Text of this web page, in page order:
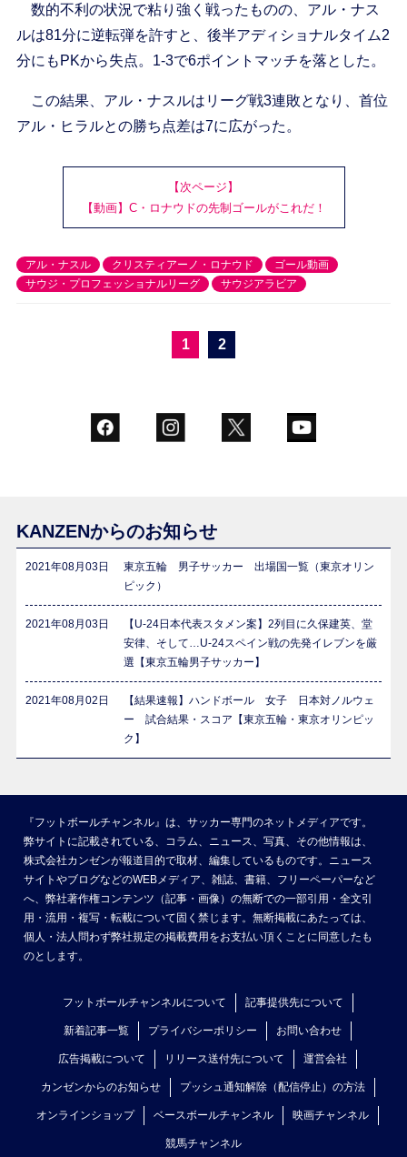
数的不利の状況で粘り強く戦ったものの、アル・ナス
ルは81分に逆転弾を許すと、後半アディショナルタイム2
分にもPKから失点。1-3で6ポイントマッチを落とした。
この結果、アル・ナスルはリーグ戦3連敗となり、首位
アル・ヒラルとの勝ち点差は7に広がった。
【次ページ】
【動画】C・ロナウドの先制ゴールがこれだ！
アル・ナスル クリスティアーノ・ロナウド
ゴール動画
サウジ・プロフェッショナルリーグ
サウジアラビア
1 2
KANZENからのお知らせ
2021年08月03日
東京五輪 男子サッカー 出場国一覧（東京オリン
ピック）
2021年08月03日
【U-24日本代表スタメン案】2列目に久保建英、堂
安律、そして…U-24スペイン戦の先発イレブンを厳
選【東京五輪男子サッカー】
2021年08月02日
【結果速報】ハンドボール 女子 日本対ノルウェ
ー 試合結果・スコア【東京五輪・東京オリンピッ
ク】
『フットボールチャンネル』は、サッカー専門のネットメディアです。
弊サイトに記載されている、コラム、ニュース、写真、その他情報は、
株式会社カンゼンが報道目的で取材、編集しているものです。ニュース
サイトやブログなどのWEBメディア、雑誌、書籍、フリーペーパーなど
へ、弊社著作権コンテンツ（記事・画像）の無断での一部引用・全文引
用・流用・複写・転載について固く禁じます。無断掲載にあたっては、
個人・法人問わず弊社規定の掲載費用をお支払い頂くことに同意したも
のとします。
フットボールチャンネルについて 記事提供先について
新着記事一覧 プライバシーポリシー お問い合わせ
広告掲載について リリース送付先について 運営会社
カンゼンからのお知らせ プッシュ通知解除（配信停止）の方法
オンラインショップ ベースボールチャンネル 映画チャンネル
競馬チャンネル